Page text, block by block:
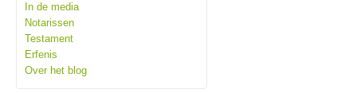
In de media
Notarissen
Testament
Erfenis
Over het blog